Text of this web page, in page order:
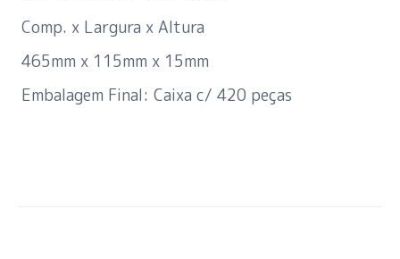
Comp. x Largura x Altura
465mm x 115mm x 15mm
Embalagem Final: Caixa c/ 420 peças